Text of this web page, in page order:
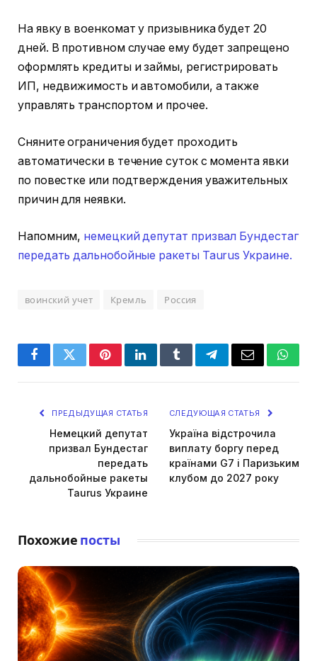
На явку в военкомат у призывника будет 20
дней. В противном случае ему будет запрещено
оформлять кредиты и займы, регистрировать
ИП, недвижимость и автомобили, а также
управлять транспортом и прочее.
Сняните ограничения будет проходить
автоматически в течение суток с момента явки
по повестке или подтверждения уважительных
причин для неявки.
Напомним, немецкий депутат призвал Бундестаг
передать дальнобойные ракеты Taurus Украине.
воинский учет Кремль Россия
FacebookTwitterPinterestLinkedInTumblrTelegramEmail
ПРЕДЫДУЩАЯ СТАТЬЯ
Немецкий депутат
призвал Бундестаг
передать
дальнобойные ракеты
Taurus Украине
СЛЕДУЮЩАЯ СТАТЬЯ
Україна відстрочила
виплату боргу перед
країнами G7 і Паризьким
клубом до 2027 року
Похожие посты